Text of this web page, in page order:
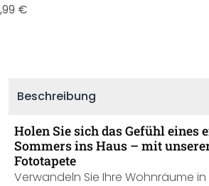
€
Beschreibung
Holen Sie sich das Gefühl eines
Sommers ins Haus – mit
Fototapete
Verwandeln Sie Ihre Wohnräume in